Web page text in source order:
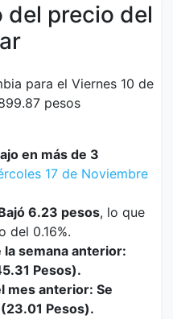
del precio del
para el Viernes 10 de
pesos
en más de 3
17 de Noviembre
6.23 pesos, lo que
del 0.16%.
la semana anterior:
Pesos).
mes anterior: Se
Pesos).